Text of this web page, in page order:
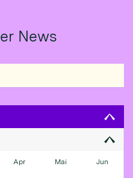
News
Apr Mai Jun